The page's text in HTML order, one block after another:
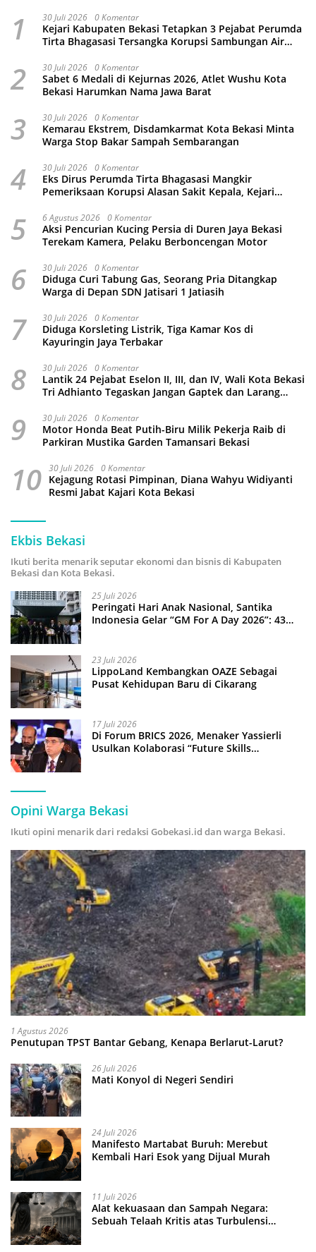
1 30 Juli 2026 0 Komentar
Kejari Kabupaten Bekasi Tetapkan 3 Pejabat Perumda
Tirta Bhagasasi Tersangka Korupsi Sambungan Air
2 30 Juli 2026 0 Komentar
Sabet 6 Medali di Kejurnas 2026, Atlet Wushu Kota
Bekasi Harumkan Nama Jawa Barat
3 30 Juli 2026 0 Komentar
Kemarau Ekstrem, Disdamkarmat Kota Bekasi Minta
Warga Stop Bakar Sampah Sembarangan
4 30 Juli 2026 0 Komentar
Eks Dirus Perumda Tirta Bhagasasi Mangkir
Pemeriksaan Korupsi Alasan Sakit Kepala, Kejari
5 6 Agustus 2026 0 Komentar
Aksi Pencurian Kucing Persia di Duren Jaya Bekasi
Terekam Kamera, Pelaku Berboncengan Motor
6 30 Juli 2026 0 Komentar
Diduga Curi Tabung Gas, Seorang Pria Ditangkap
Warga di Depan SDN Jatisari 1 Jatiasih
7 30 Juli 2026 0 Komentar
Diduga Korsleting Listrik, Tiga Kamar Kos di
Kayuringin Jaya Terbakar
8 30 Juli 2026 0 Komentar
Lantik 24 Pejabat Eselon II, III, dan IV, Wali Kota Bekasi
Tri Adhianto Tegaskan Jangan Gaptek dan Larang
9 30 Juli 2026 0 Komentar
Motor Honda Beat Putih-Biru Milik Pekerja Raib di
Parkiran Mustika Garden Tamansari Bekasi
10 30 Juli 2026 0 Komentar
Kejagung Rotasi Pimpinan, Diana Wahyu Widiyanti
Resmi Jabat Kajari Kota Bekasi
Ekbis Bekasi
Ikuti berita menarik seputar ekonomi dan bisnis di Kabupaten
Bekasi dan Kota Bekasi.
25 Juli 2026
Peringati Hari Anak Nasional, Santika
Indonesia Gelar “GM For A Day 2026”: 43
23 Juli 2026
LippoLand Kembangkan OAZE Sebagai
Pusat Kehidupan Baru di Cikarang
17 Juli 2026
Di Forum BRICS 2026, Menaker Yassierli
Usulkan Kolaborasi “Future Skills
Opini Warga Bekasi
Ikuti opini menarik dari redaksi Gobekasi.id dan warga Bekasi.
1 Agustus 2026
Penutupan TPST Bantar Gebang, Kenapa Berlarut-Larut?
26 Juli 2026
Mati Konyol di Negeri Sendiri
24 Juli 2026
Manifesto Martabat Buruh: Merebut
Kembali Hari Esok yang Dijual Murah
11 Juli 2026
Alat kekuasaan dan Sampah Negara:
Sebuah Telaah Kritis atas Turbulensi